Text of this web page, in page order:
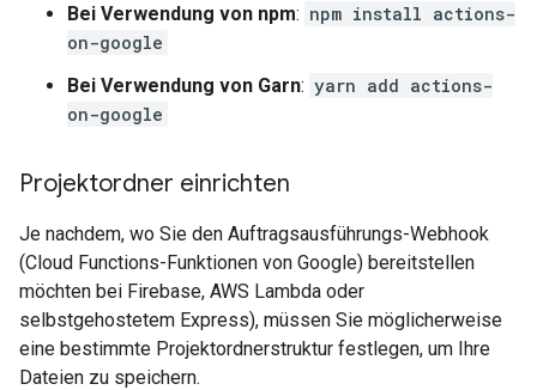
Bei Verwendung von npm: npm install actions-
on-google
Bei Verwendung von Garn: yarn add actions-
on-google
Projektordner einrichten
Je nachdem, wo Sie den Auftragsausführungs-Webhook
(Cloud Functions-Funktionen von Google) bereitstellen
möchten bei Firebase, AWS Lambda oder
selbstgehostetem Express), müssen Sie möglicherweise
eine bestimmte Projektordnerstruktur festlegen, um Ihre
Dateien zu speichern.